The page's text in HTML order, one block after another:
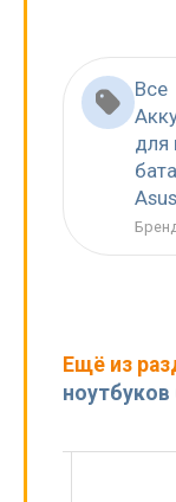
Все
для
Asus
Ещё из